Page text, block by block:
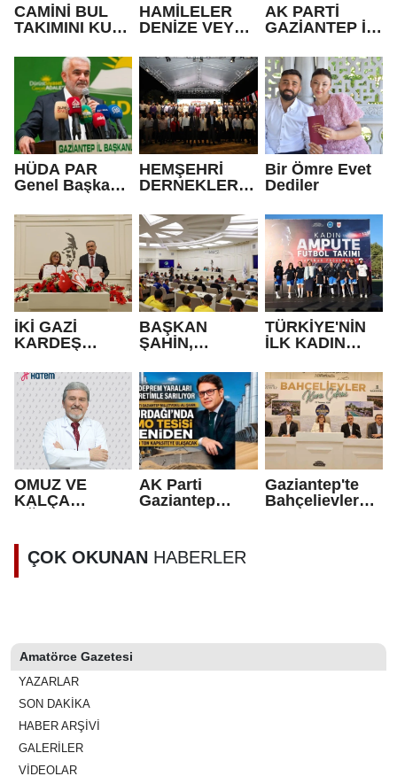
CAMİNİ BUL
TAKIMINI KUR”
TURNUVASINA
KATILAN TÜM
ÖĞRENCİLERE
BİSİKLET
HEDİYE EDİLDİ
HAMİLELER
DENİZE VEYA
GİREBİLİR Mİ?
AK PARTİ
GAZİANTEP İL
FEDAİOĞLU’N
DAN SİVİL
TOPLUM
KURULUŞLARI
NA ZİYARET
HÜDA PAR
Genel Başkanı
Terör ülkenin
gündeminden
bütünüyle
çıkmalı
HEMŞEHRİ
DERNEKLERİ
RENKLİ
GÖRÜNTÜLER
LE AÇILDI
Bir Ömre Evet
Dediler
İKİ GAZİ
KARDEŞ
BAŞKAN
ŞAHİN,
BELEDİYE
SPOR
KULÜBÜ’NÜN
BAŞARILI
SPORCULARIY
LA BİR ARAYA
GELDİ
TÜRKİYE'NİN
İLK KADIN
TAKIMI GAZİ
ŞEHİR'DE!
OMUZ VE
KALÇA
POLİMİYALJİ
ROMATİKA
OLABİLİR
AK Parti
Gaziantep
Nurdağı
müjdesi
Gaziantep'te
Bahçelievler
ÇOK OKUNAN HABERLER
Amatörce Gazetesi
YAZARLAR
SON DAKİKA
HABER ARŞİVİ
GALERİLER
VİDEOLAR